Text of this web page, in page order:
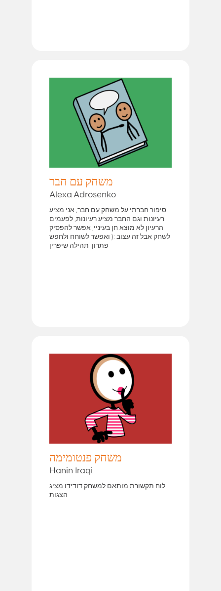
משחק עם חבר
Alexa Adrosenko
סיפור חברתי על משחק עם חבר, אני מציע
רעיונות וגם החבר מציע רעיונות, לפעמים
הרעיון לא מוצא חן בעיניי, אפשר להפסיק
לשחק אבל זה עצוב :( ואפשר לשוחח ולחפש
פתרון. תהילה שיפרין
משחק פנטומימה
Hanin Iraqi
לוח תקשורת מותאם למשחק דודידו מציג
הצגות